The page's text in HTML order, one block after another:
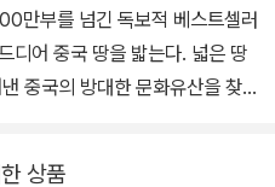
술로 《모두를 위한 한국미술
목》, 《명작순례》, 《국보순례》,
《겸재 정선》, 《추사 김정희》,
디어 중국 땅을 밟는다. 넓은 땅
중국의 방대한 문화유산을 찾아
상품